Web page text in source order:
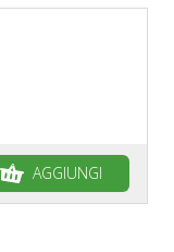
AGGIUNGI